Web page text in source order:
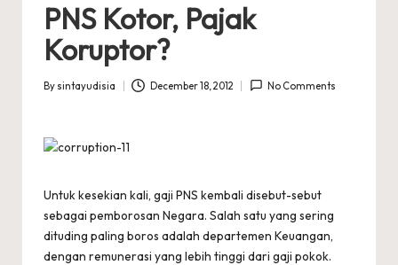
PNS Kotor, Pajak
Koruptor?
Posted
By sintayudisia December 18, 2012 No Comments
Untuk kesekian kali, gaji PNS kembali disebut-sebut
sebagai pemborosan Negara. Salah satu yang sering
dituding paling boros adalah departemen Keuangan,
dengan remunerasi yang lebih tinggi dari gaji pokok.